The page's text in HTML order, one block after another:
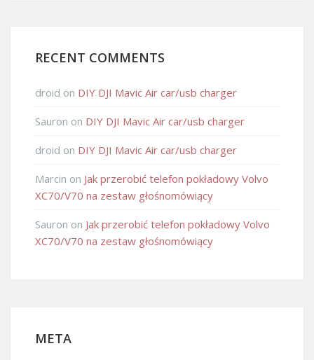
RECENT COMMENTS
droid on DIY DJI Mavic Air car/usb charger
Sauron on DIY DJI Mavic Air car/usb charger
droid on DIY DJI Mavic Air car/usb charger
Marcin on Jak przerobić telefon pokładowy Volvo
XC70/V70 na zestaw głośnomówiący
Sauron on Jak przerobić telefon pokładowy Volvo
XC70/V70 na zestaw głośnomówiący
META